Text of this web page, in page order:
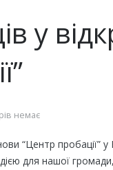
у
немає
“Центр
для нашої